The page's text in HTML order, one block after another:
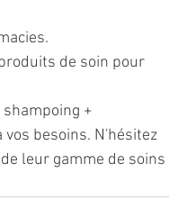
de soin pour
+
besoins. N'hésitez
leur gamme de soins